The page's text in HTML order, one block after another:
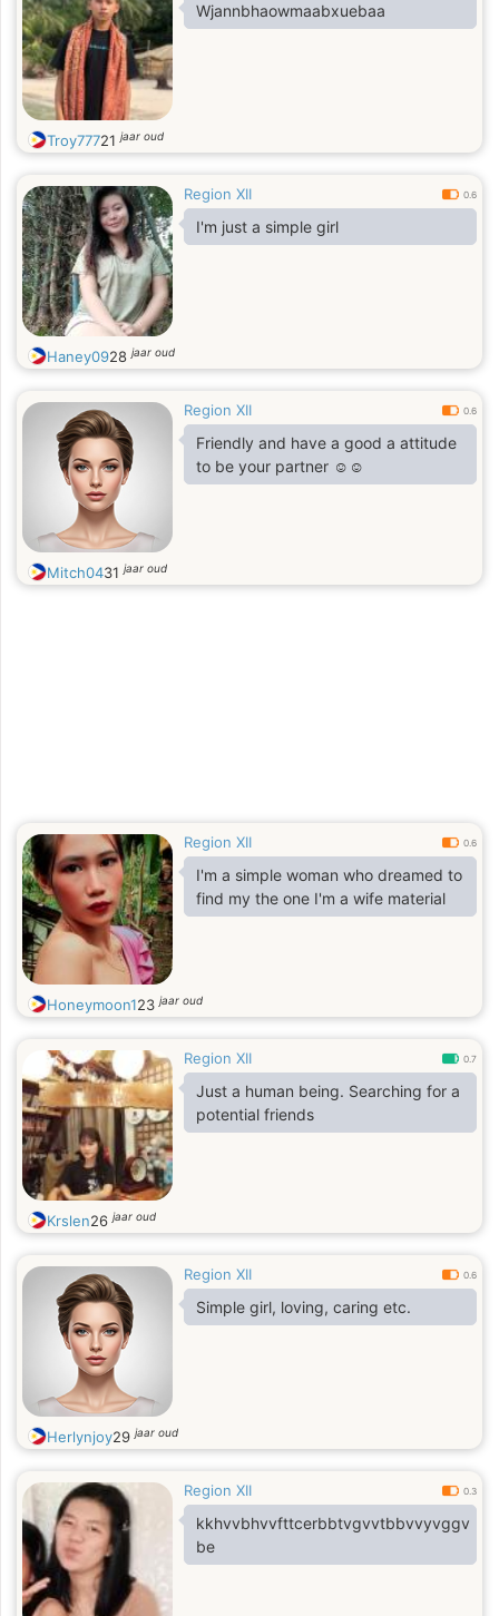
Wjannbhaowmaabxuebaa
Troy77721jaar oud
Region XII 0.6
I'm just a simple girl
Haney0928jaar oud
Region XII 0.6
Friendly and have a good a attitude
to be your partner ☺️☺️
Mitch0431jaar oud
Region XII 0.6
I'm a simple woman who dreamed to
find my the one I'm a wife material
Honeymoon123jaar oud
Region XII 0.7
Just a human being. Searching for a
potential friends
Krslen26jaar oud
Region XII 0.6
Simple girl, loving, caring etc.
Herlynjoy29jaar oud
Region XII 0.3
kkhvvbhvvfttcerbbtvgvvtbbvvyvggv
be